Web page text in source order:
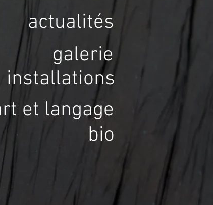
actualités
galerie
installations
et langage
bio